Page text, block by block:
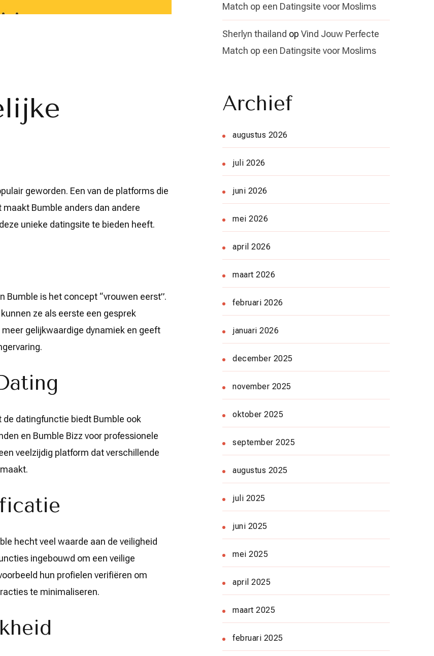
geworden. Een van de platforms die
Bumble anders dan andere
unieke datingsite te bieden heeft.
Bumble is het concept “vrouwen eerst”.
ze als eerste een gesprek
gelijkwaardige dynamiek en geeft
de datingfunctie biedt Bumble ook
en Bumble Bizz voor professionele
veelzijdig platform dat verschillende
hecht veel waarde aan de veiligheid
ingebouwd om een veilige
hun profielen verifiëren om
te minimaliseren.
Match op een Datingsite voor Moslims
Sherlyn thailand op Vind Jouw Perfecte
Match op een Datingsite voor Moslims
Archief
augustus 2026
juli 2026
juni 2026
mei 2026
april 2026
maart 2026
februari 2026
januari 2026
december 2025
november 2025
oktober 2025
september 2025
augustus 2025
juli 2025
juni 2025
mei 2025
april 2025
maart 2025
februari 2025